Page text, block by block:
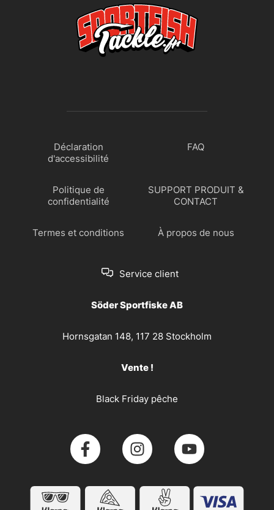
Déclaration
d'accessibilité
FAQ
Politique de
confidentialité
SUPPORT PRODUIT &
CONTACT
Termes et conditions À propos de nous
Service client
Söder Sportfiske AB
Hornsgatan 148, 117 28 Stockholm
Vente !
Black Friday pêche